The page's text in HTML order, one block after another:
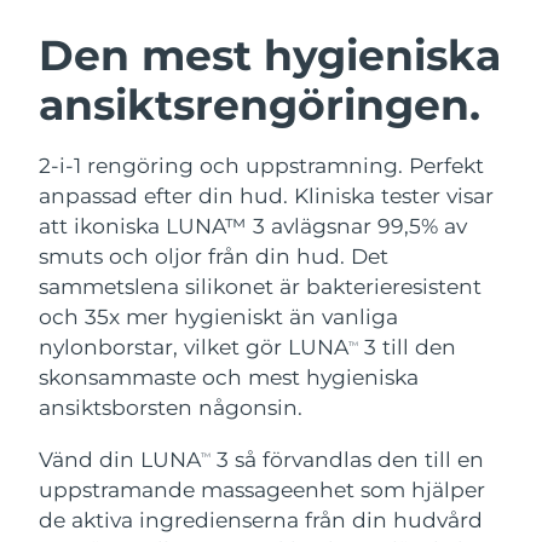
Den mest hygieniska
ansiktsrengöringen.
2-i-1 rengöring och uppstramning. Perfekt
anpassad efter din hud. Kliniska tester visar
att ikoniska LUNA™ 3 avlägsnar 99,5% av
smuts och oljor från din hud. Det
sammetslena silikonet är bakterieresistent
och 35x mer hygieniskt än vanliga
nylonborstar, vilket gör LUNATM
3 till den
skonsammaste och mest hygieniska
ansiktsborsten någonsin.
Vänd din LUNATM
3 så förvandlas den till en
uppstramande massageenhet som hjälper
de aktiva ingredienserna från din hudvård
LUNA™ 4-paket
Anti-aging massage
LUNA™ 4 Plus
Massage, LED heating
For men, anti-aging massage
BEAR™ 2-paket
Microcurrent toning
BEAR™ 2 go
Microcurrent toning on-the-go
Microcurrent line smoothing device
Återfuktning
UFO™ 3-paket
Deep facial hydration
UFO™ 3 LED
Near-infrared and red light therapy
device
Munvård
issa™ 4
Hybrid silicone sonic toothbrush
issa™ 4 plus
Smart hybrid silicone sonic toothbrush
FAQ™ ANTI-AGING-BEHANDLING
Anti-aging LED-behandlingar
NEW
Österrike Förväntad leverans 8/11/26
Bahrain Förväntad leverans8/12/26
Belgien
Bermuda Förväntad leverans 8/17/26
Bosnien och
Hercegovina
Förväntad leverans 8/14/26
Brunei Förväntad leverans8/16/26
Bulgarien
Kanada Förväntad leverans 8/15/26
Chile Förväntad leverans8/15/26